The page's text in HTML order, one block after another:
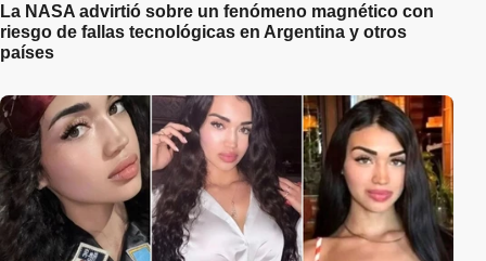
La NASA advirtió sobre un fenómeno magnético con
riesgo de fallas tecnológicas en Argentina y otros
países